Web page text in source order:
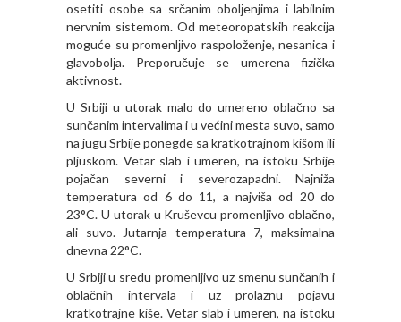
osetiti osobe sa srčanim obolјenjima i labilnim
nervnim sistemom. Od meteoropatskih reakcija
moguće su promenlјivo raspoloženje, nesanica i
glavobolјa. Preporučuje se umerena fizička
aktivnost.
U Srbiji u utorak malo do umereno oblačno sa
sunčanim intervalima i u većini mesta suvo, samo
na jugu Srbije ponegde sa kratkotrajnom kišom ili
pljuskom. Vetar slab i umeren, na istoku Srbije
pojačan severni i severozapadni. Najniža
temperatura od 6 do 11, a najviša od 20 do
23°C. U utorak u Kruševcu promenljivo oblačno,
ali suvo. Jutarnja temperatura 7, maksimalna
dnevna 22°C.
U Srbiji u sredu promenljivo uz smenu sunčanih i
oblačnih intervala i uz prolaznu pojavu
kratkotrajne kiše. Vetar slab i umeren, na istoku